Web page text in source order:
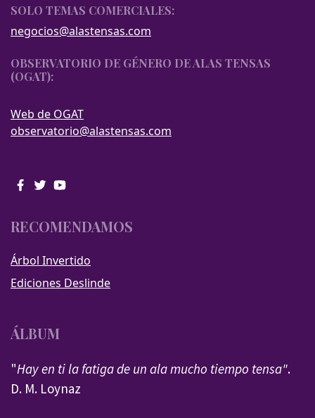
SOLO TEMAS COMERCIALES:
negocios@alastensas.com
OBSERVATORIO DE GÉNERO DE ALAS TENSAS
(OGAT):
Web de OGAT
observatorio@alastensas.com
RECOMENDAMOS
Árbol Invertido
Ediciones Deslinde
ÁLBUM
"Hay en ti la fatiga de un ala mucho tiempo tensa".
D. M. Loynaz